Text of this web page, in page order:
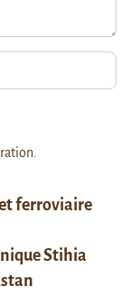
ferroviaire
Stihia